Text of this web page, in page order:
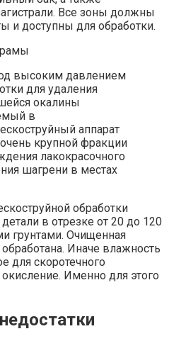
Все зоны должны
и доступны для обработки.
высоким давлением
для удаления
окалины
в
аппарат
крупной фракции
лакокрасочного
шагрени в местах
обработки
в отрезке от 20 до 120
грунтами. Очищенная
Иначе влажность
для скоротечного
Именно для этого